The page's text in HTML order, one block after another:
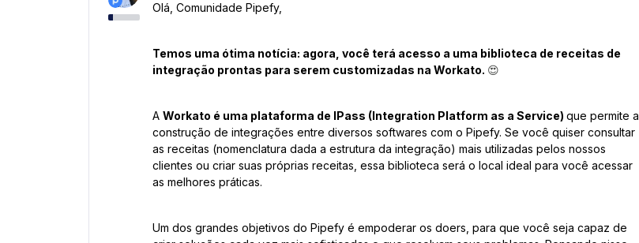
Olá, Comunidade Pipefy,
Temos uma ótima notícia: agora, você terá acesso a uma biblioteca de receitas de
integração prontas para serem customizadas na Workato. 😍
A Workato é uma plataforma de IPass (Integration Platform as a Service) que permite a
construção de integrações entre diversos softwares com o Pipefy. Se você quiser consultar
as receitas (nomenclatura dada a estrutura da integração) mais utilizadas pelos nossos
clientes ou criar suas próprias receitas, essa biblioteca será o local ideal para você acessar
as melhores práticas.
Um dos grandes objetivos do Pipefy é empoderar os doers, para que você seja capaz de